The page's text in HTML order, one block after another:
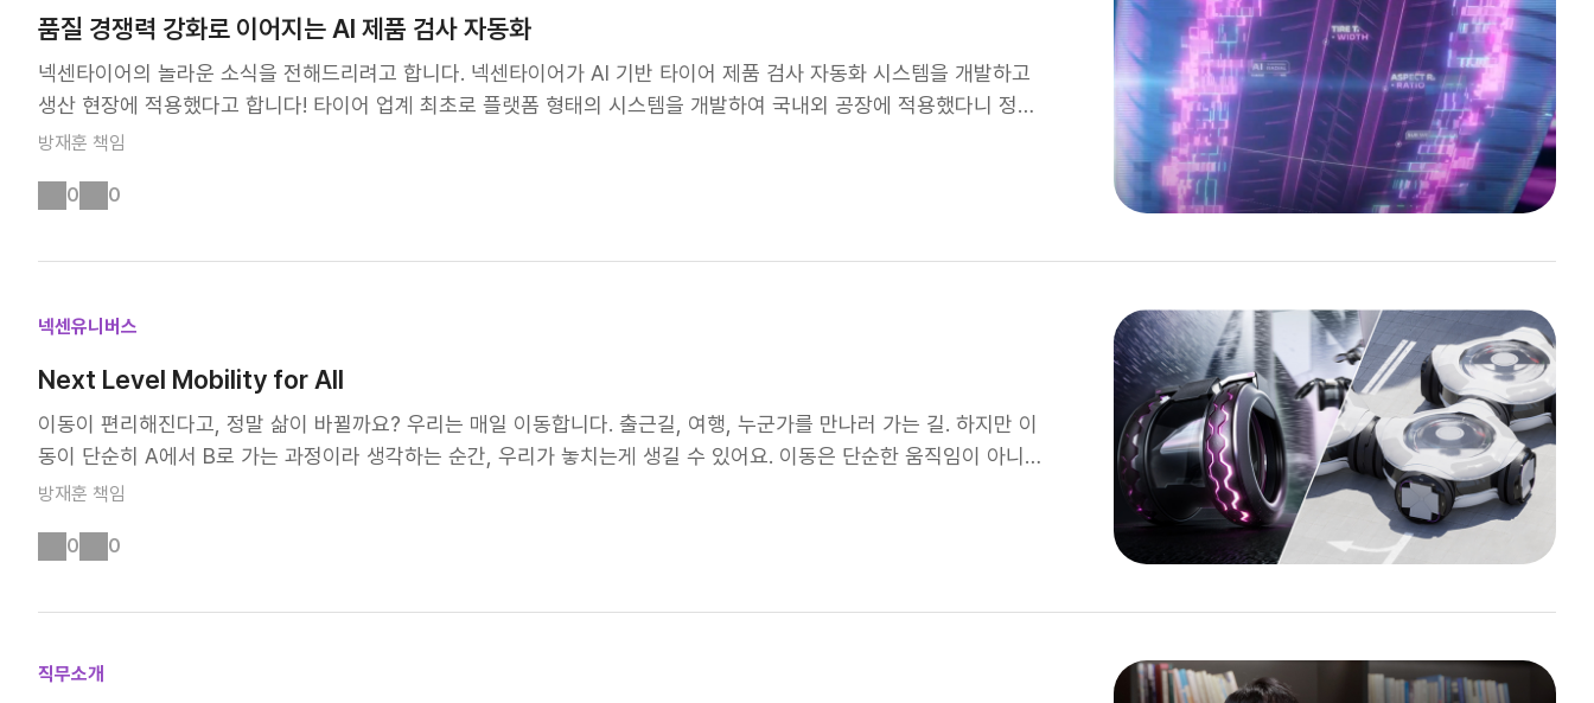
고 넥센타이어의 미래 비전을 담아내는 중요한 매개체입니다. 이번 프로젝트를 통해 넥센타이어는 기술력을 효과적으
로 홍보하고 브랜드 신뢰도를 더욱 높일 수 있을 것으로 기대하고 있습니다. 젊은 인재들의 빛나는 아이디어! 이번 프로
젝트에는 국내 주요 대학에서 선발된 10명의 우수한 인재들이 참여하여 6개월간 열정적인 협업을 진행했는데요! 학생
들의 창의력과 기술적 지식이 만나 탄생한 놀라운 아이디어들! 그중에서도 가장 눈에 띄는 작품은 바로 ‘도시 외곽과 중
심을 순환하는 분리·결합형 대중교통’이었습니다. 미래 도시를 달리는 꿈의 모빌리티! ️ 이 작품은 미래 도심과 외곽을 연
모빌리티 개체 간의 휠 탈착을 통해 자유롭게 결합과 분리가 이루어지는 혁신적인 디자인이죠. 특히, 360도 전환이 가
옮겨놓은 듯 하죠? 앞으로도 우리 넥센타이어는 다양한 협력과 연구개발을 통해 더 나은 미래를 위한 기술과 디자인을
품질 경쟁력 강화로 이어지는 AI 제품 검사 자동화
넥센타이어의 놀라운 소식을 전해드리려고 합니다. 넥센타이어가 AI 기반 타이어 제품 검사 자동화 시스템을 개발하고
생산 현장에 적용했다고 합니다! 타이어 업계 최초로 플랫폼 형태의 시스템을 개발하여 국내외 공장에 적용했다니 정말
대단하죠? AI가 타이어 품질을 책임진다! 타이어는 극한의 주행 환경에서도 안전을 보장해야 하는 중요한 제품입니다.
검사 자동화 시스템은 머신비전 방식의 비파괴 검사 장비에 적용되어, 엑스레이 검사 장비와 레이저 간섭계 검사 장비
은 부적합 검출 재현율이 최고 99.96%에 달하는 놀라운 정확도를 자랑합니다. 사람의 눈으로 놓칠 수 있는 미세한 결
이미지 AI 학습부터 적용까지 자동화! 이번 시스템의 가장 큰 특징은 AI가 학습하고 실무에 적용하는 과정까지 자동화했
MLOps 기술과 플랫폼형 시스템을 타이어 업계 최초로 적용했습니다. 개발 기간 단축 & 신규 공장 즉시 적용! 그 결과!
기존에 6~12개월 걸리던 딥러닝 모델 생성 기간을 단 이틀 만에 완료할 수 있게 되었고, 플랫폼형 시스템을 통해 신규
공장이나 설비에도 즉시 활용할 수 있게 되었습니다. 최근 신규 검사 장비를 도입한 공장에서는 기존 공장의 데이터로
학습된 AI 덕분에 조기에 공정 안정화를 실현했다고 해요. 앞으로 넥센타이어가 AI를 통해 만들어갈 혁신적인 미래, 기
방재훈 책임
0 0
넥센유니버스
Next Level Mobility for All
이동이 편리해진다고, 정말 삶이 바뀔까요? 우리는 매일 이동합니다. 출근길, 여행, 누군가를 만나러 가는 길. 하지만 이
동이 단순히 A에서 B로 가는 과정이라 생각하는 순간, 우리가 놓치는게 생길 수 있어요. 이동은 단순한 움직임이 아니
라, 새로운 기회와 변화를 만들어내는 시작이기 때문이죠! 우리는 Next Level Mobility for All이라는 비전을 통해, 이
여 생활의 편리를 극대화! 빠르게 변하는 세상 속에서 우리는 다양한 기술을 융합해 우리의 일상을 더 편리하고 스마트
랍니다. 더 나은 내일을 위해 우리는 계속해서 도전하고 있어요. 지속 가능해야 할 기반 가치 : Mobility - 타이어를 넘어
입니다. 우리는 타이어를 넘어, 사람 중심의 모빌리티 철학을 바탕으로 더 많은 가능성을 열어가고 있습니다. 신(新)모
방재훈 책임
0 0
직무소개